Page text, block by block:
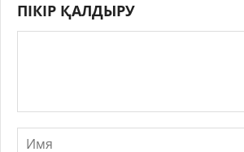
ПІКІР ҚАЛДЫРУ